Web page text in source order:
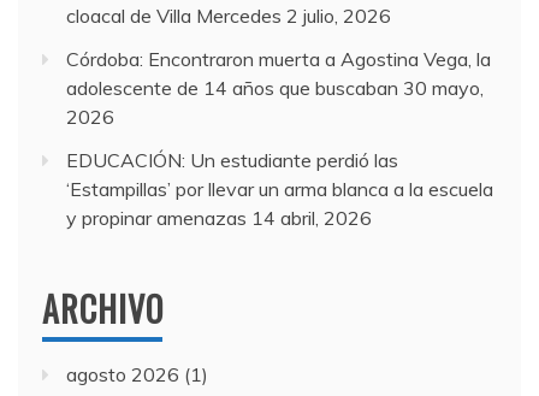
cloacal de Villa Mercedes 2 julio, 2026
Córdoba: Encontraron muerta a Agostina Vega, la
adolescente de 14 años que buscaban 30 mayo,
2026
EDUCACIÓN: Un estudiante perdió las
‘Estampillas’ por llevar un arma blanca a la escuela
y propinar amenazas 14 abril, 2026
ARCHIVO
agosto 2026 (1)